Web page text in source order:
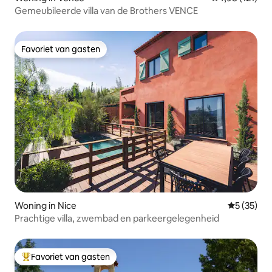
Gemeubileerde villa van de Brothers VENCE
Favoriet van gasten
Favoriet van gasten
Woning in Nice
5 (35)
Prachtige villa, zwembad en parkeergelegenheid
Topfavoriet van gasten
Favoriet van gasten